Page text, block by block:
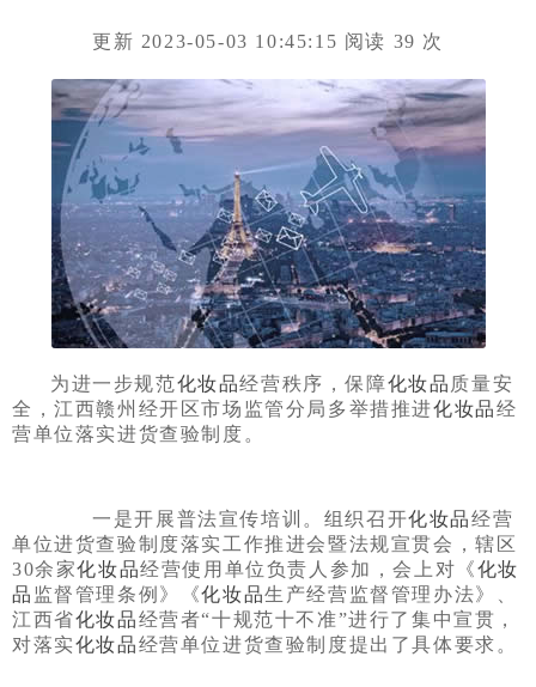
更新 2023-05-03 10:45:15 阅读 39 次
为进一步规范化妆品经营秩序，保障化妆品 质量安
全，江西赣州经开区市场监管分局多举措推进化妆品经
营单位落实进货查验制度。
一是开展普法宣传培训。组织召开化妆品经营
单位进货查验制度落实工作推进会暨法规宣贯会，辖区
30余家化妆品经营使用单位负责人参加，会上对《化妆
品 监督管理条例》《化妆品生产经营监督管理办法》、
江西省化妆品经营者“十规范十不准”进行了集中宣贯，
对落实化妆品经营单位进货查验制度提出了具体要求。